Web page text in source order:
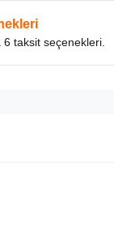
6 taksit seçenekleri.